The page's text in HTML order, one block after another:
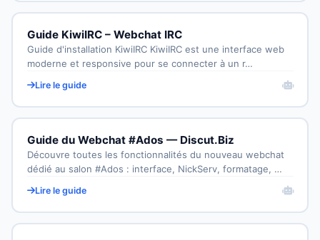
Guide KiwiIRC – Webchat IRC
Guide d'installation KiwiIRC KiwiIRC est une interface web
moderne et responsive pour se connecter à un r…
Lire le guide
Guide du Webchat #Ados — Discut.Biz
Découvre toutes les fonctionnalités du nouveau webchat
dédié au salon #Ados : interface, NickServ, formatage, …
Lire le guide